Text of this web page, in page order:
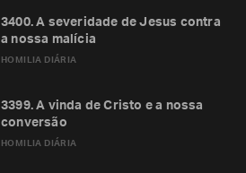
HOMILIA DIÁRIA
3400. A severidade de Jesus contra
a nossa malícia
HOMILIA DIÁRIA
3399. A vinda de Cristo e a nossa
conversão